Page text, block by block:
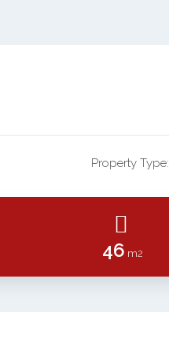
Property Type:
46 m2